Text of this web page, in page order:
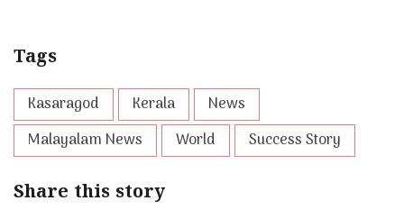
Tags
Kasaragod Kerala
News
Malayalam News
World Success Story
Share this story